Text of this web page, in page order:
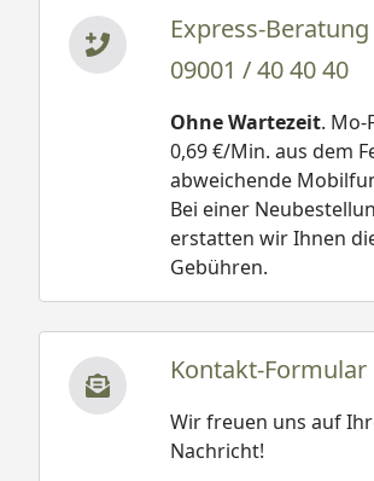
Express-Beratung
09001 / 40 40 40
Ohne Wartezeit. Mo-
0,69 €/Min. aus dem
abweichende
Bei einer
erstatten wir Ihnen
Gebühren.
Kontakt-Formular
Wir freuen uns auf
Nachricht!